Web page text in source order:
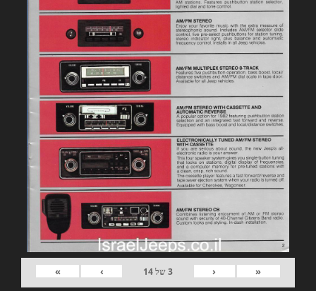
«
‹
3של14
›
»